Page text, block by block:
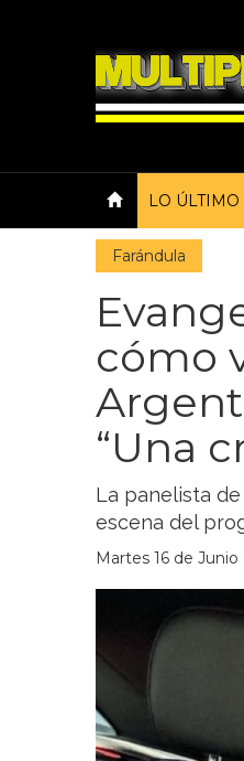
LO ÚLTIMO
Farándula
cómo
“Una
La panelista
escena del
Martes 16 de